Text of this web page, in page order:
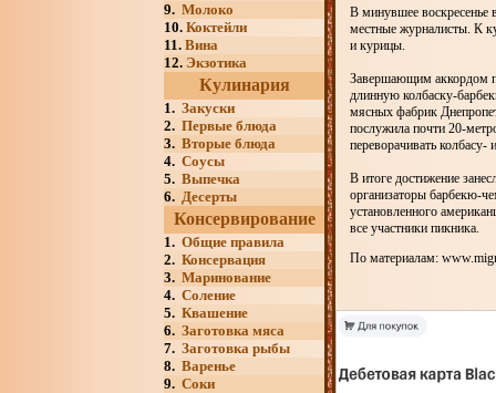
9. Молоко
10. Коктейли
11. Вина
12. Экзотика
Кулинария
1. Закуски
2. Первые блюда
3. Вторые блюда
4. Соусы
5. Выпечка
6. Десерты
Консервирование
1. Общие правила
2. Консервация
3. Маринование
4. Соление
5. Квашение
6. Заготовка мяса
7. Заготовка рыбы
8. Варенье
9. Соки
В минувшее воскресенье
местные журналисты. К
и курицы.
Завершающим аккордом
длинную колбаску-
мясных фабрик
послужила почти 20-
переворачивать колбасу-
В итоге достижение
организаторы барбекю-
установленного
все участники пикника.
По материалам: